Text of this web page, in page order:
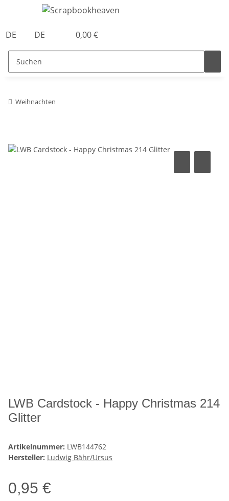
DE DE 0,00 €
Weihnachten
LWB Cardstock - Happy Christmas 214
Glitter
Artikelnummer: LWB144762
Hersteller: Ludwig Bähr/Ursus
0,95 €